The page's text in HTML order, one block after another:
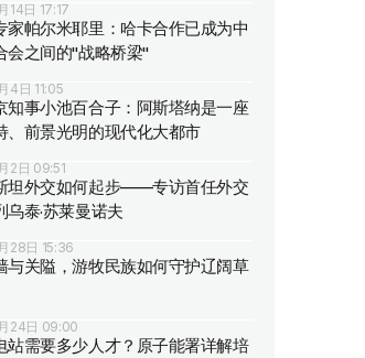
14日 17:17
家帕尔米耶里：哈卡合作已成为中
会之间的"战略桥梁"
4日 11:05
知事小池百合子：阿斯塔纳是一座
、前景光明的现代化大都市
2日 09:51
坦外交如何起步——专访首任外交
乌泰·苏莱曼诺夫
28日 15:36
与关隘，游牧民族如何守护辽阔草
24日 09:00
站需要多少人才？原子能署详解培